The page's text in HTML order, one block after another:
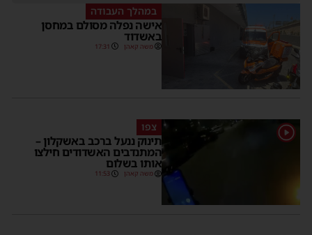
במהלך העבודה
אישה נפלה מסולם במחסן
באשדוד
משה קאהן 17:31
1 צפו
תינוק ננעל ברכב באשקלון –
המתנדבים האשדודים חילצו
אותו בשלום
משה קאהן 11:53